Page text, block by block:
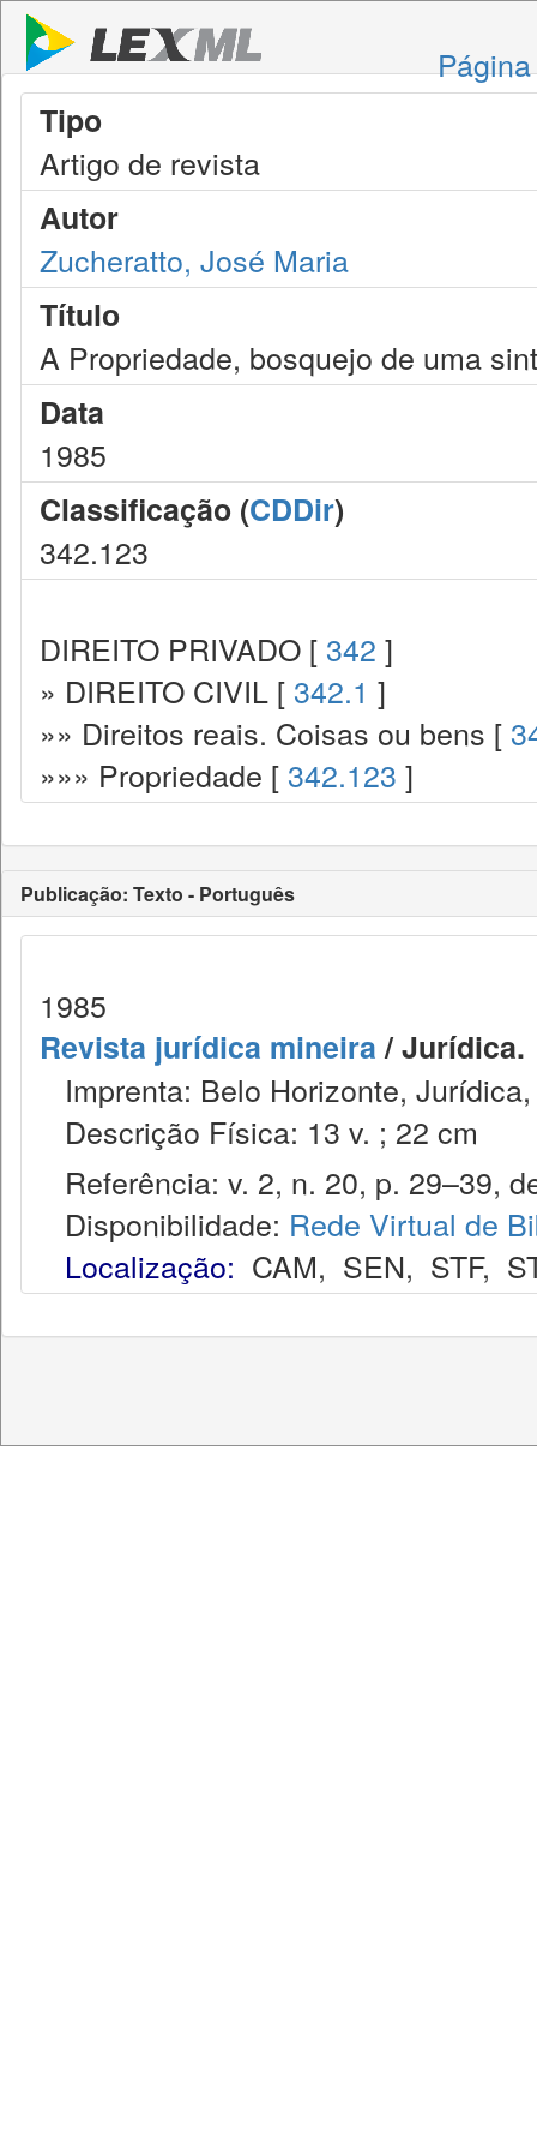
Tipo
Artigo de revista
Autor
Zucheratto, José Maria
Título
A Propriedade, bosquejo de uma
Data
1985
Classificação (CDDir)
342.123
DIREITO PRIVADO [ 342 ]
» DIREITO CIVIL [ 342.1 ]
»» Direitos reais. Coisas ou bens [
»»» Propriedade [ 342.123 ]
Publicação: Texto - Português
1985
Revista jurídica mineira/ Jurídica.
Imprenta: Belo Horizonte,
Descrição Física: 13 v. ; 22 cm
Referência: v. 2, n. 20, p. 29–39,
Disponibilidade: Rede Virtual de
Localização: CAM, SEN, STF,